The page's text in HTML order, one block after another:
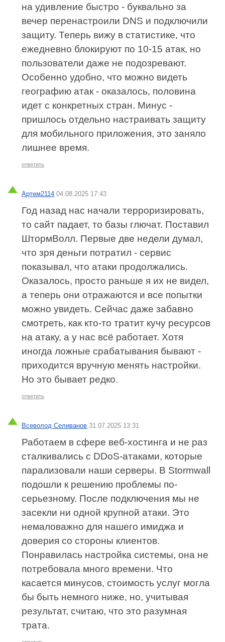
на удивление быстро - буквально за
вечер перенастроили DNS и подключили
защиту. Теперь вижу в статистике, что
ежедневно блокируют по 10-15 атак, но
пользователи даже не подозревают.
Особенно удобно, что можно видеть
географию атак - оказалось, половина
идет с конкретных стран. Минус -
пришлось отдельно настраивать защиту
для мобильного приложения, это заняло
лишнее время.
ответить
Артем2114 04.08.2025 17:43
Год назад нас начали терроризировать,
то сайт падает, то базы глючат. Поставил
ШтормВолл. Первые две недели думал,
что зря деньги потратил - сервис
показывал, что атаки продолжались.
Оказалось, просто раньше я их не видел,
а теперь они отражаются и все попытки
можно увидеть. Сейчас даже забавно
смотреть, как кто-то тратит кучу ресурсов
на атаку, а у нас всё работает. Хотя
иногда ложные срабатывания бывают -
приходится вручную менять настройки.
Но это бывает редко.
ответить
Всеволод Селиванов 31.07.2025 13:31
Работаем в сфере веб-хостинга и не раз
сталкивались с DDoS-атаками, которые
парализовали наши серверы. В Stormwall
подошли к решению проблемы по-
серьезному. После подключения мы не
засекли ни одной крупной атаки. Это
немаловажно для нашего имиджа и
доверия со стороны клиентов.
Понравилась настройка системы, она не
потребовала много времени. Что
касается минусов, стоимость услуг могла
бы быть немного ниже, но, учитывая
результат, считаю, что это разумная
трата.